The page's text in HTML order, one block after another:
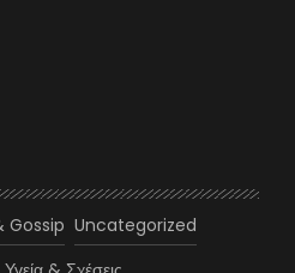
Gossip Uncategorized